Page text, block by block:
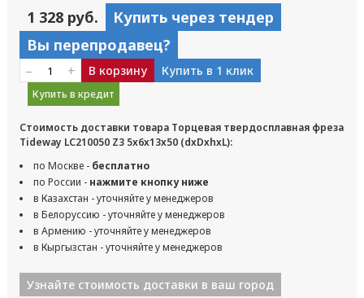
1 328 руб.
Купить через тендер
Вы перепродавец?
– + В корзину Купить в 1 клик
Купить в кредит
Стоимость доставки товара Торцевая твердосплавная фреза
Tideway LC210050 Z3 5x6x13x50 (dxDxhxL):
по Москве - бесплатно
по России - нажмите кнопку ниже
в Казахстан - уточняйте у менеджеров
в Белоруссию - уточняйте у менеджеров
в Армению - уточняйте у менеджеров
в Кыргызстан - уточняйте у менеджеров
Узнайте стоимость доставки в ваш город